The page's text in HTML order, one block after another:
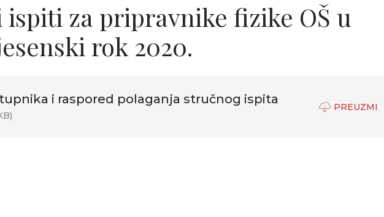
ispiti za pripravnike fizike OŠ u
rok 2020.
i raspored polaganja stručnog ispita
PREUZMI